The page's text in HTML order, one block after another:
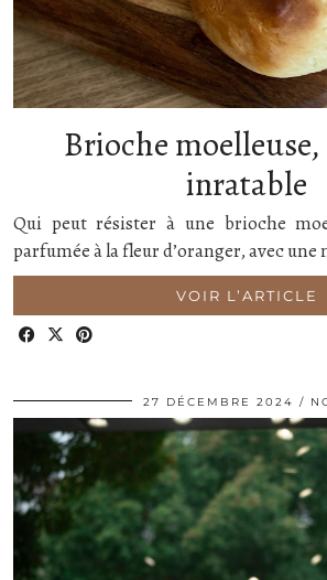
Brioche
inratable
Qui peut résister à une brioche
parfumée à la fleur d’oranger, avec
VOIR L’ARTICLE
27 DÉCEMBRE 2024